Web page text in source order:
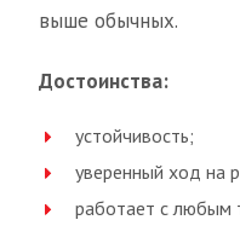
выше обычных.
Достоинства:
устойчивость;
уверенный ход на
работает с любым